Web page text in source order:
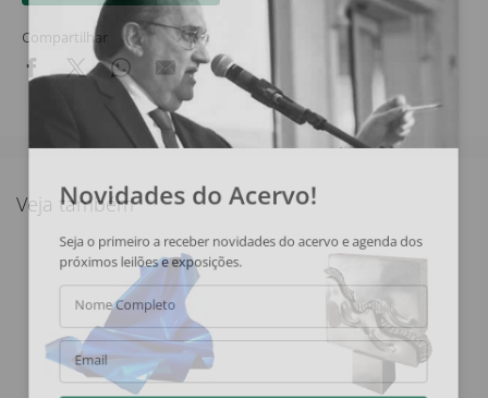
Compartilhar
Veja também
Novidades do Acervo!
Seja o primeiro a receber novidades do acervo e agenda dos
próximos leilões e exposições.
Nome Completo
Email